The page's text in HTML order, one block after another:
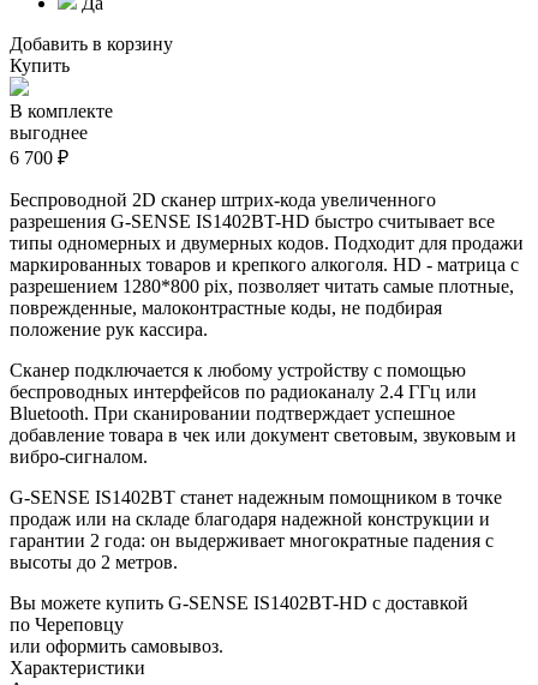
Добавить в корзину
Купить
В комплекте
выгоднее
6 700 ₽
Беспроводной 2D сканер штрих-кода увеличенного
разрешения G-SENSE IS1402BT-HD быстро считывает все
типы одномерных и двумерных кодов. Подходит для продажи
маркированных товаров и крепкого алкоголя. HD - матрица с
разрешением 1280*800 pix, позволяет читать самые плотные,
поврежденные, малоконтрастные коды, не подбирая
положение рук кассира.
Сканер подключается к любому устройству с помощью
беспроводных интерфейсов по радиоканалу 2.4 ГГц или
Bluetooth. При сканировании подтверждает успешное
добавление товара в чек или документ световым, звуковым и
вибро-сигналом.
G-SENSE IS1402BT станет надежным помощником в точке
продаж или на складе благодаря надежной конструкции и
гарантии 2 года: он выдерживает многократные падения с
высоты до 2 метров.
Вы можете купить G-SENSE IS1402BT-HD с доставкой
по Череповцу
или оформить самовывоз.
Характеристики